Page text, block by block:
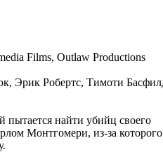
Films, Outlaw Productions
Эрик Робертс, Тимоти
найти убийц своего
Монтгомери, из-за